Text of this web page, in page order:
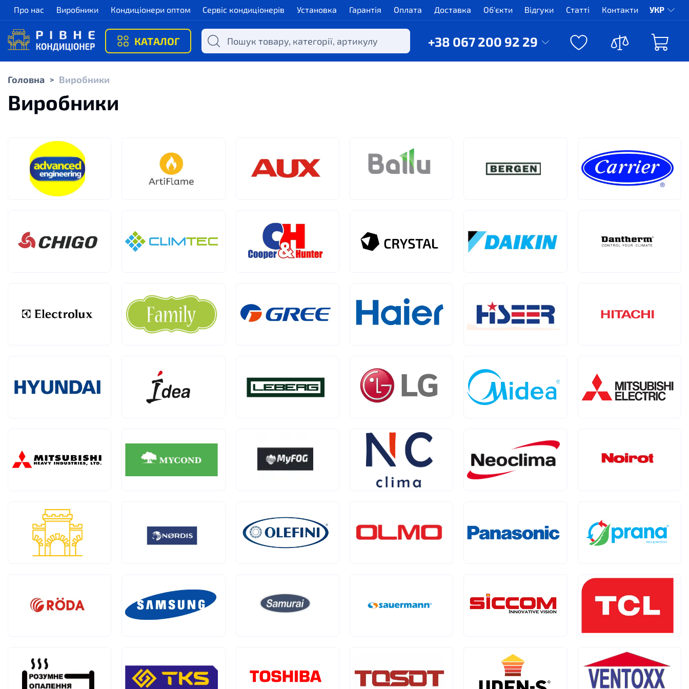
Про нас Виробники Кондиціонери оптом Сервіс кондиціонерів Установка Гарантія Оплата Доставка Об'єкти Відгуки Статті Контакти УКР
КАТАЛОГ +38 067 200 92 29
Головна > Виробники
Виробники